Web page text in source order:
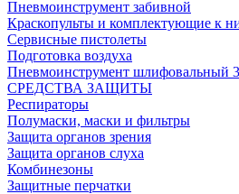
Пневмоинструмент забивной
Краскопульты и комплектующие к
Сервисные пистолеты
Подготовка воздуха
Пневмоинструмент шлифовальный
СРЕДСТВА ЗАЩИТЫ
Респираторы
Полумаски, маски и фильтры
Защита органов зрения
Защита органов слуха
Комбинезоны
Защитные перчатки